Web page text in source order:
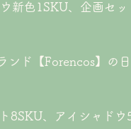
新色1SKU、企画セ
ンド【Forencos】の
8SKU、アイシャド